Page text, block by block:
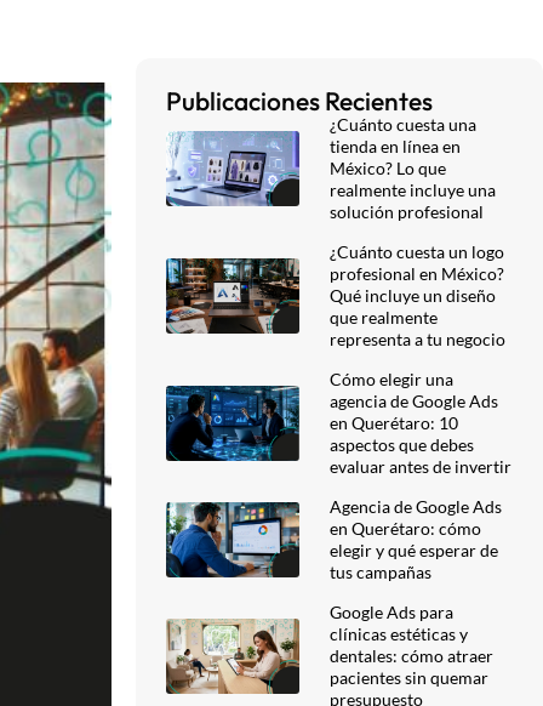
Publicaciones Recientes
¿Cuánto cuesta una
tienda en línea en
México? Lo que
realmente incluye una
solución profesional
¿Cuánto cuesta un logo
profesional en México?
Qué incluye un diseño
que realmente
representa a tu negocio
Cómo elegir una
agencia de Google Ads
en Querétaro: 10
aspectos que debes
evaluar antes de invertir
Agencia de Google Ads
en Querétaro: cómo
elegir y qué esperar de
tus campañas
Google Ads para
clínicas estéticas y
dentales: cómo atraer
pacientes sin quemar
presupuesto